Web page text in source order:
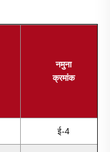
नमुना
क्रमांक
ई-4